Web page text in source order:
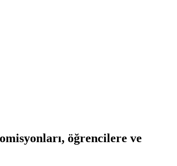
öğrencilere ve